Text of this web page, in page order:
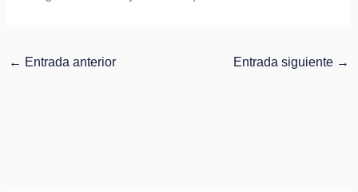
← Entrada anterior Entrada siguiente →